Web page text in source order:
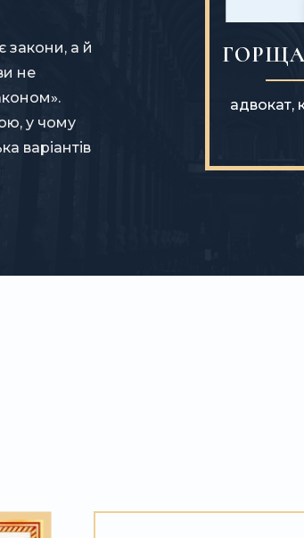
закони, а й
не
у чому
варіантів
адвокат,